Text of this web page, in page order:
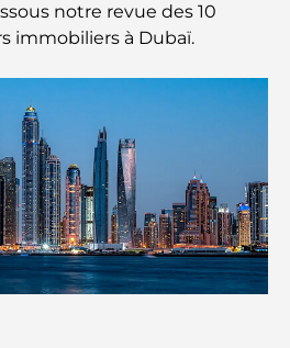
Dubai: A Guide for
en été : le guide ultime pour
pour hommes : des idées de
et intemporels
notre revue des 10
immobiliers à Dubaï.